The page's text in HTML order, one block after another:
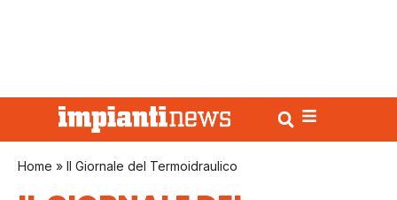
Home » Il Giornale del Termoidraulico